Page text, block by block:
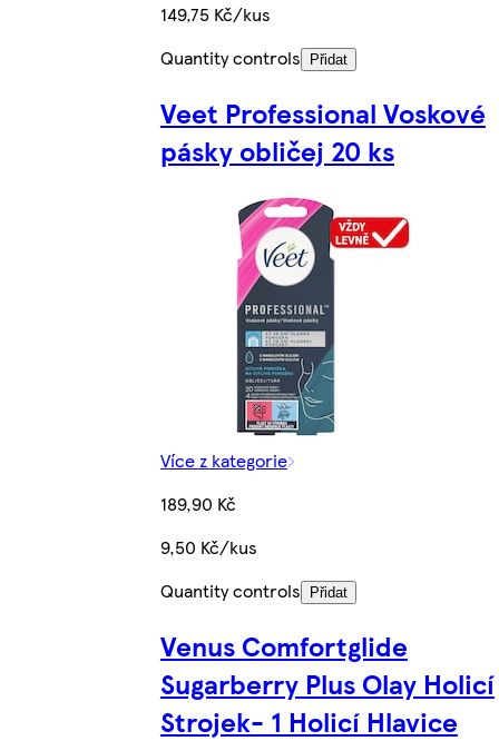
149,75 Kč/kus
Quantity controls
Přidat
Veet Professional Voskové
pásky obličej 20 ks
Více z kategorie
189,90 Kč
9,50 Kč/kus
Quantity controls
Přidat
Venus Comfortglide
Sugarberry Plus Olay Holicí
Strojek- 1 Holicí Hlavice